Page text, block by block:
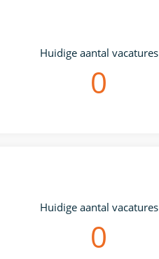
Huidige aantal vacatures
0
Huidige aantal vacatures
0